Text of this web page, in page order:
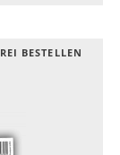
BESTELLEN